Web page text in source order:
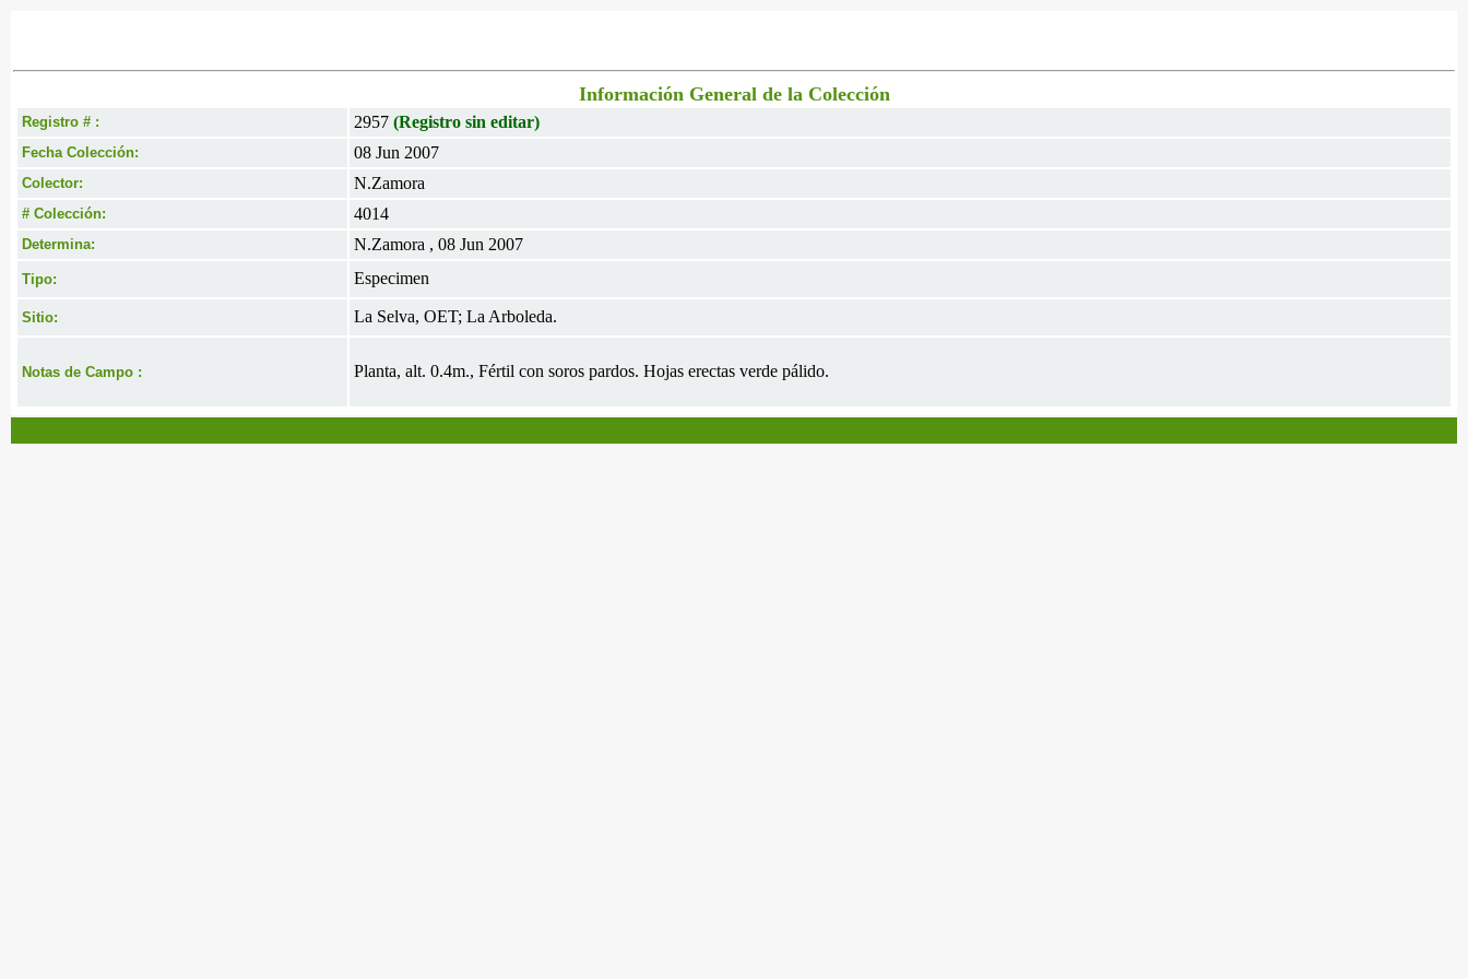
Información General de la Colección
Registro # : 2957 (Registro sin editar)
Fecha Colección: 08 Jun 2007
Colector: N.Zamora
# Colección: 4014
Determina: N.Zamora , 08 Jun 2007
Tipo: Especimen
Sitio: La Selva, OET; La Arboleda.
Notas de Campo : Planta, alt. 0.4m., Fértil con soros pardos. Hojas erectas verde pálido.